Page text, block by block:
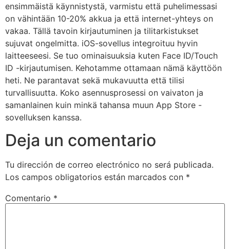
ensimmäistä käynnistystä, varmistu että puhelimessasi
on vähintään 10-20% akkua ja että internet-yhteys on
vakaa. Tällä tavoin kirjautuminen ja tilitarkistukset
sujuvat ongelmitta. iOS-sovellus integroituu hyvin
laitteeseesi. Se tuo ominaisuuksia kuten Face ID/Touch
ID -kirjautumisen. Kehotamme ottamaan nämä käyttöön
heti. Ne parantavat sekä mukavuutta että tilisi
turvallisuutta. Koko asennusprosessi on vaivaton ja
samanlainen kuin minkä tahansa muun App Store -
sovelluksen kanssa.
Deja un comentario
Tu dirección de correo electrónico no será publicada.
Los campos obligatorios están marcados con *
Comentario *